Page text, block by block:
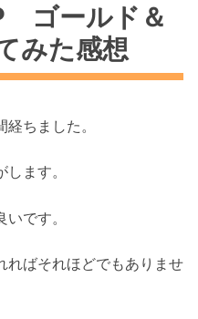
ゴールド＆
みた感想
ちました。
ます。
です。
ればそれほどでもありませ